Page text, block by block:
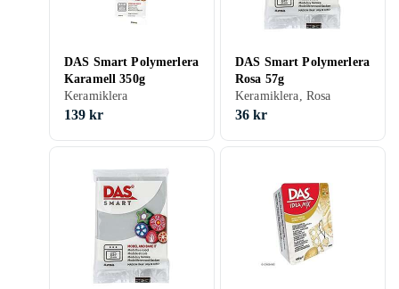
DAS Smart Polymerlera
Karamell 350g
Keramiklera
139 kr
DAS Smart Polymerlera
Rosa 57g
Keramiklera, Rosa
36 kr